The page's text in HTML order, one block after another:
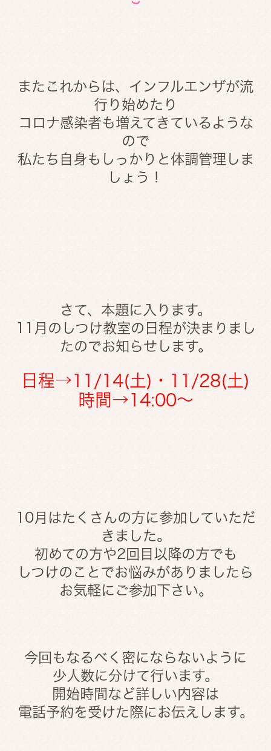
またこれからは、インフルエンザが流
行り始めたり
コロナ感染者も増えてきているような
ので
私たち自身もしっかりと体調管理しま
しょう！
さて、本題に入ります。
11月のしつけ教室の日程が決まりまし
たのでお知らせします。
日程→11/14(土)・11/28(土)
時間→14:00～
10月はたくさんの方に参加していただ
きました。
初めての方や2回目以降の方でも
しつけのことでお悩みがありましたら
お気軽にご参加下さい。
今回もなるべく密にならないように
少人数に分けて行います。
開始時間など詳しい内容は
電話予約を受けた際にお伝えします。